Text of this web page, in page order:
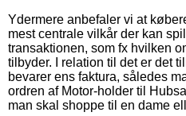
Ydermere anbefaler vi at
mest centrale vilkår der kan
transaktionen, som fx hvilken
tilbyder. I relation til det er det
bevarer ens faktura, således
ordren af Motor-holder til
man skal shoppe til en dame